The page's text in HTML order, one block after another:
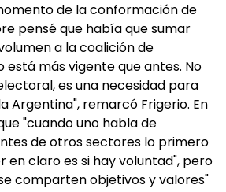
de la conformación de
pensé que había que sumar
a la coalición de
está más vigente que antes. No
es una necesidad para
Argentina", remarcó Frigerio. En
"cuando uno habla de
de otros sectores lo primero
en claro es si hay voluntad", pero
comparten objetivos y valores"